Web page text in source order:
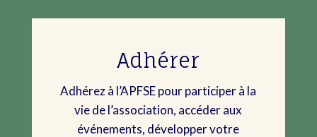
Adhérer
Adhérez à l’APFSE pour participer à la
vie de l’association, accéder aux
événements, développer votre